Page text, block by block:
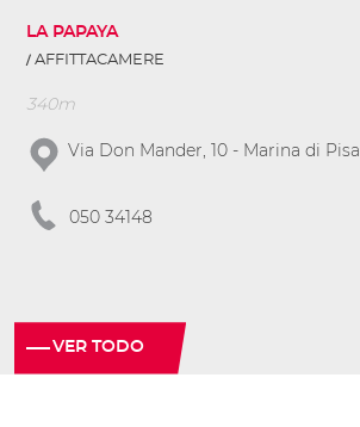
LA PAPAYA
AFFITTACAMERE
340m
Via Don Mander, 10 - Marina di Pisa
050 34148
VER TODO